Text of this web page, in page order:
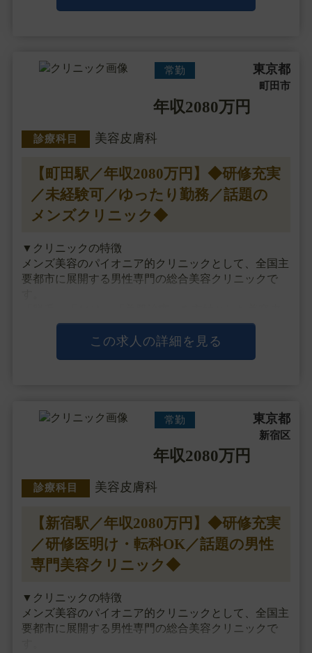
常勤 東京都
町田市
年収2080万円
診療科目 美容皮膚科
【町田駅／年収2080万円】◆研修充実
／未経験可／ゆったり勤務／話題の
メンズクリニック◆
▼クリニックの特徴
メンズ美容のパイオニア的クリニックとして、全国主
要都市に展開する男性専門の総合美容クリニックで
膚科メニューを中心に診療を行っていますが、
最近では一部の院で注入治療や目元整形、男性器治療
など外科メニューも手掛け、
この求人の詳細を見る
常勤 東京都
新宿区
年収2080万円
診療科目 美容皮膚科
【新宿駅／年収2080万円】◆研修充実
／研修医明け・転科OK／話題の男性
専門美容クリニック◆
▼クリニックの特徴
メンズ美容のパイオニア的クリニックとして、全国主
要都市に展開する男性専門の総合美容クリニックで